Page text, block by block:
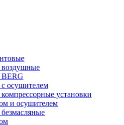
осушителем
установки
и осушителем